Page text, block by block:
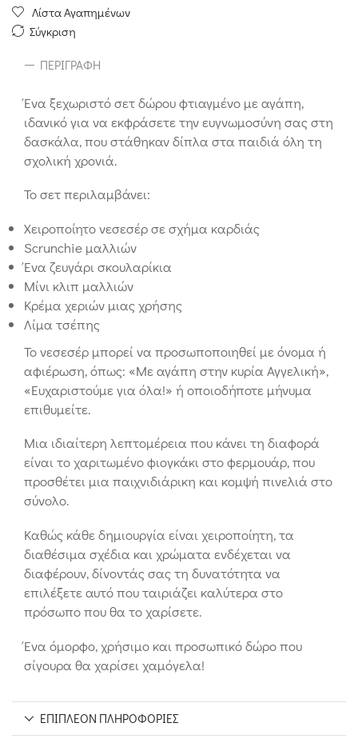
Λίστα Αγαπημένων
Σύγκριση
ΠΕΡΙΓΡΑΦΉ
Ένα ξεχωριστό σετ δώρου φτιαγμένο με αγάπη,
ιδανικό για να εκφράσετε την ευγνωμοσύνη σας στη
δασκάλα, που στάθηκαν δίπλα στα παιδιά όλη τη
σχολική χρονιά.
Το σετ περιλαμβάνει:
Χειροποίητο νεσεσέρ σε σχήμα καρδιάς
Scrunchie μαλλιών
Ένα ζευγάρι σκουλαρίκια
Μίνι κλιπ μαλλιών
Κρέμα χεριών μιας χρήσης
Λίμα τσέπης
Το νεσεσέρ μπορεί να προσωποποιηθεί με όνομα ή
αφιέρωση, όπως: «Με αγάπη στην κυρία Αγγελική»,
«Ευχαριστούμε για όλα!» ή οποιοδήποτε μήνυμα
επιθυμείτε.
Μια ιδιαίτερη λεπτομέρεια που κάνει τη διαφορά
είναι το χαριτωμένο φιογκάκι στο φερμουάρ, που
προσθέτει μια παιχνιδιάρικη και κομψή πινελιά στο
σύνολο.
Καθώς κάθε δημιουργία είναι χειροποίητη, τα
διαθέσιμα σχέδια και χρώματα ενδέχεται να
διαφέρουν, δίνοντάς σας τη δυνατότητα να
επιλέξετε αυτό που ταιριάζει καλύτερα στο
πρόσωπο που θα το χαρίσετε.
Ένα όμορφο, χρήσιμο και προσωπικό δώρο που
σίγουρα θα χαρίσει χαμόγελα!
ΕΠΙΠΛΈΟΝ ΠΛΗΡΟΦΟΡΊΕΣ